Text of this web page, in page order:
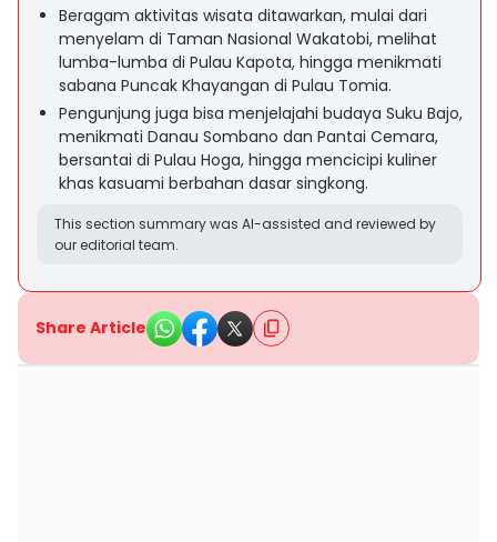
Beragam aktivitas wisata ditawarkan, mulai dari
menyelam di Taman Nasional Wakatobi, melihat
lumba-lumba di Pulau Kapota, hingga menikmati
sabana Puncak Khayangan di Pulau Tomia.
Pengunjung juga bisa menjelajahi budaya Suku Bajo,
menikmati Danau Sombano dan Pantai Cemara,
bersantai di Pulau Hoga, hingga mencicipi kuliner
khas kasuami berbahan dasar singkong.
This section summary was AI-assisted and reviewed by
our editorial team.
Share Article